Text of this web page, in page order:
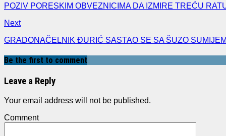
POZIV PORESKIM OBVEZNICIMA DA IZMIRE TREĆU
Next
GRADONAČELNIK ĐURIĆ SASTAO SE SA ŠUZO
Be the first to comment
Leave a Reply
Your email address will not be published.
Comment